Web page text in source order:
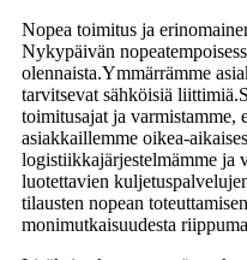
Nopea toimitus ja
Nykypäivän
olennaista.Ymmärrämme
tarvitsevat sähköisiä
toimitusajat ja varmistamme,
asiakkaillemme oikea-
logistiikkajärjestelmämme ja
luotettavien
tilausten nopean
monimutkaisuudesta